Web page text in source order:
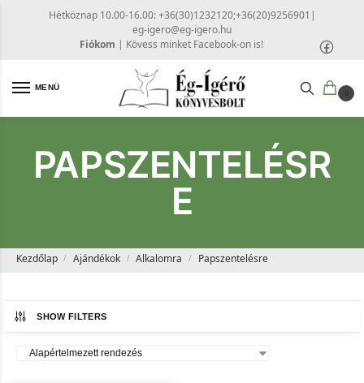
Hétköznap 10.00-16.00: +36(30)1232120;+36(20)9256901 |
eg-igero@eg-igero.hu
Fiókom | Kövess minket Facebook-on is!
MENÜ
0
PAPSZENTELÉSR
E
Kezdőlap / Ajándékok / Alkalomra / Papszentelésre
SHOW FILTERS